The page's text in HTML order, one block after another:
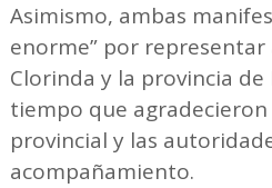
Asimismo, ambas
enorme” por representar
Clorinda y la provincia
tiempo que
provincial y las
acompañamiento.